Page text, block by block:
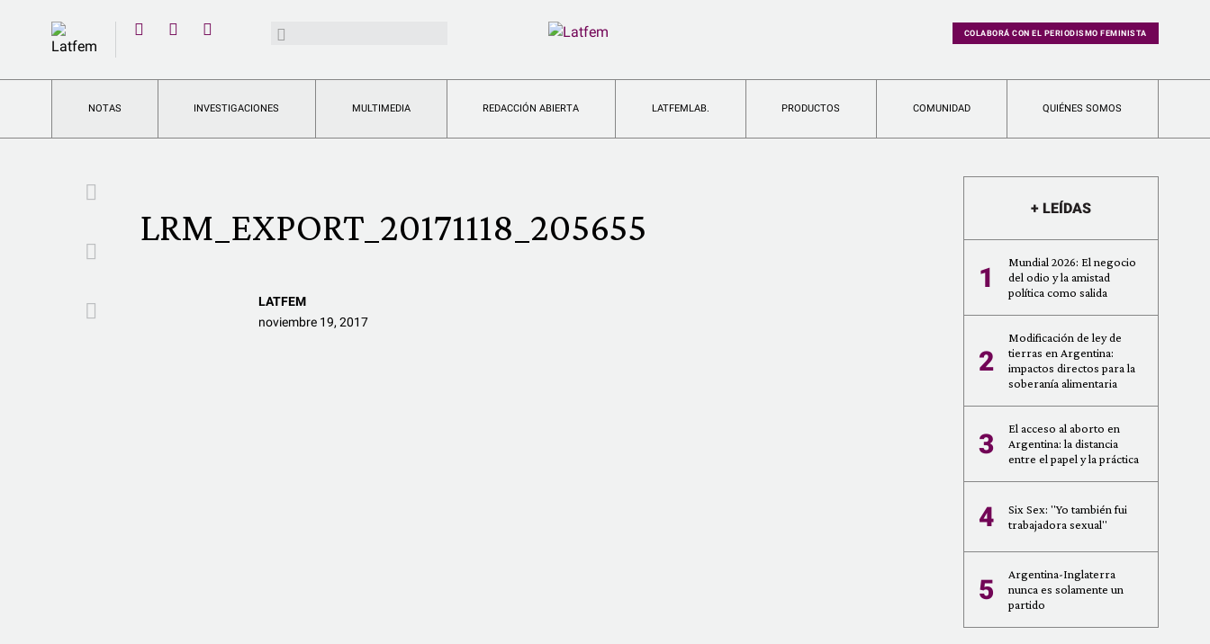
YouTubeBuscar: COLABORÁ CON EL PERIODISMO FEMINISTA
NOTAS INVESTIGACIONES MULTIMEDIA REDACCIÓN ABIERTA LATFEMLAB. PRODUCTOS COMUNIDAD QUIÉNES SOMOS
LRM_EXPORT_20171118_205655
LATFEM
noviembre 19, 2017
+ LEÍDAS
1
Mundial 2026: El negocio
del odio y la amistad
política como salida
2
Modificación de ley de
tierras en Argentina:
impactos directos para la
soberanía alimentaria
3
El acceso al aborto en
Argentina: la distancia
entre el papel y la práctica
4
Six Sex: "Yo también fui
trabajadora sexual"
5
Argentina-Inglaterra
nunca es solamente un
partido